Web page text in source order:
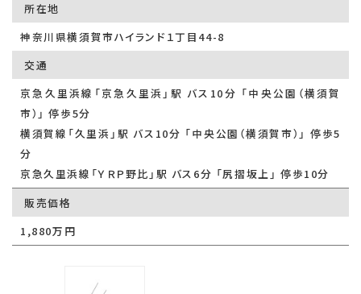
所在地
神奈川県横須賀市ハイランド１丁目44-8
交通
京急久里浜線「京急久里浜」駅 バス10分 「中央公園（横須賀
市）」 停歩5分
横須賀線「久里浜」駅 バス10分 「中央公園（横須賀市）」 停歩5
分
京急久里浜線「ＹＲＰ野比」駅 バス6分 「尻摺坂上」 停歩10分
販売価格
1,880万円